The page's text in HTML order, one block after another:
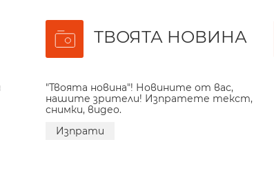
ТВОЯТА НОВИНА
"Твоята новина"! Новините от вас,
нашите зрители! Изпратете текст,
снимки, видео.
Изпрати